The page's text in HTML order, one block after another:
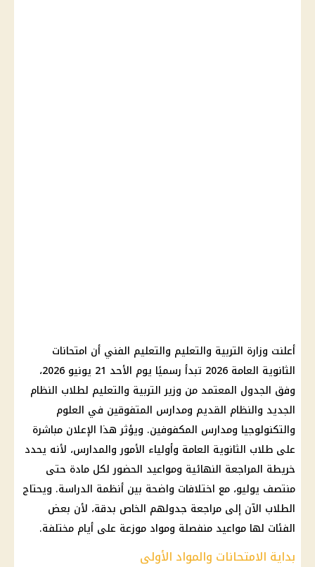
أعلنت وزارة التربية والتعليم والتعليم الفني أن امتحانات
الثانوية العامة 2026 تبدأ رسميًا يوم الأحد 21 يونيو 2026،
وفق الجدول المعتمد من وزير التربية والتعليم لطلاب النظام
الجديد والنظام القديم ومدارس المتفوقين في العلوم
والتكنولوجيا ومدارس المكفوفين. ويؤثر هذا الإعلان مباشرة
على طلاب الثانوية العامة وأولياء الأمور والمدارس، لأنه يحدد
خريطة المراجعة النهائية ومواعيد الحضور لكل مادة حتى
منتصف يوليو، مع اختلافات واضحة بين أنظمة الدراسة. ويحتاج
الطلاب الآن إلى مراجعة جدولهم الخاص بدقة، لأن بعض
الفئات لها مواعيد منفصلة ومواد موزعة على أيام مختلفة.
بداية الامتحانات والمواد الأولى